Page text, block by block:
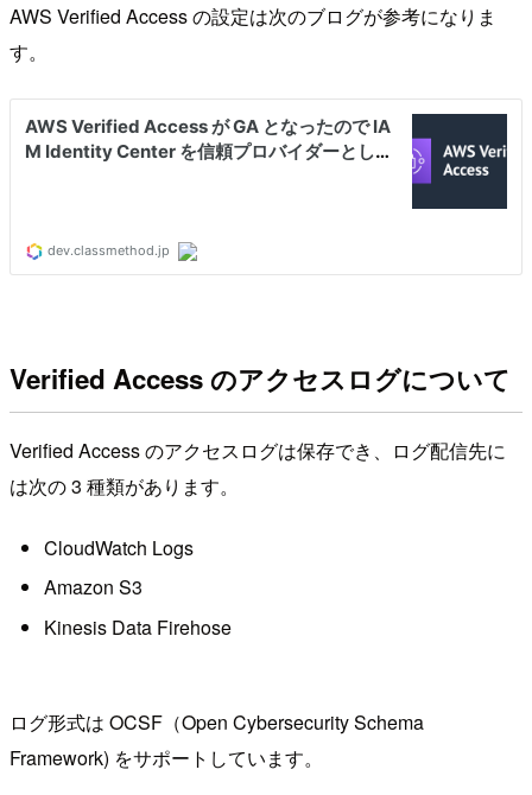
AWS Verified Access の設定は次のブログが参考になりま
す。
Verified Access のアクセスログについて
Verified Access のアクセスログは保存でき、ログ配信先に
は次の 3 種類があります。
CloudWatch Logs
Amazon S3
Kinesis Data Firehose
ログ形式は OCSF（Open Cybersecurity Schema
Framework) をサポートしています。